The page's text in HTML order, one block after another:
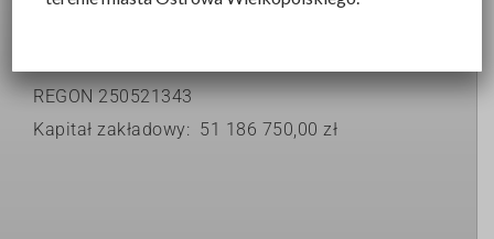
REGON 250521343
Kapitał zakładowy: 51 186 750,00 zł